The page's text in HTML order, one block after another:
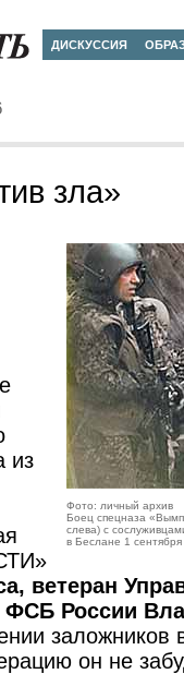
ДИСКУССИЯ
зла»
Фото: личный архив
Боец спецназа
слева) с
в Беслане 1
из
ветеран
ФСБ России
заложников
он не